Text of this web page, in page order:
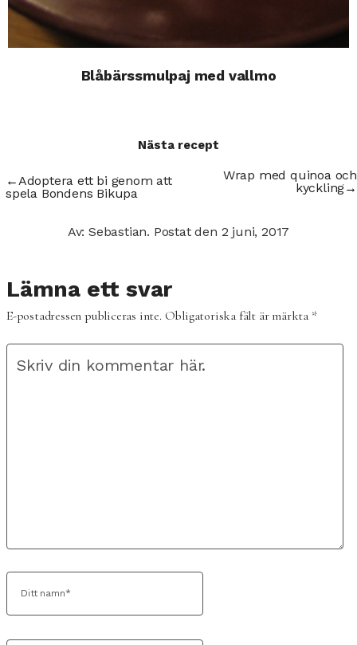
Blåbärssmulpaj med vallmo
Nästa recept
← Adoptera ett bi genom att
spela Bondens Bikupa
Wrap med quinoa och
kyckling→
Av: Sebastian. Postat den 2 juni, 2017
Lämna ett svar
E-postadressen publiceras inte.Obligatoriska fält är märkta *